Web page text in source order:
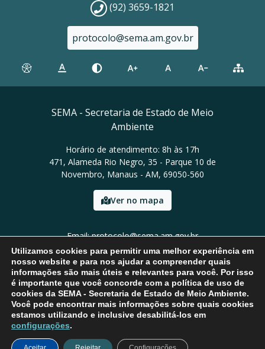
(92) 3659-1821
protocolo@sema.am.gov.br
SEMA - Secretaria de Estado de Meio
Ambiente
Horário de atendimento: 8h às 17h
471, Alameda Rio Negro, 35 - Parque 10 de
Novembro, Manaus - AM, 69050-560
Ver no mapa
Email: protocolo@sema.am.gov.br
Tel: (92) 3659-1821
Utilizamos cookies para permitir uma melhor experiência em
nosso website e para nos ajudar a compreender quais
informações são mais úteis e relevantes para você. Por isso
é importante que você concorde com a política de uso de
cookies da SEMA - Secretaria de Estado de Meio Ambiente.
Você pode encontrar mais informações sobre quais cookies
estamos utilizando e inclusive desabilitá-los em
configurações.